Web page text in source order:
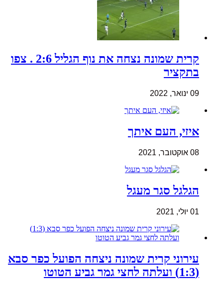
קרית שמונה נצחה את נוף הגליל 2:6 . צפו
בתקציר
09 ינואר, 2022
איזי, העם איתך
08 אוקטובר, 2021
הגלגל סגר מעגל
01 יולי, 2021
עירוני קרית שמונה ניצחה הפועל כפר סבא
(1:3) ועלתה לחצי גמר גביע הטוטו